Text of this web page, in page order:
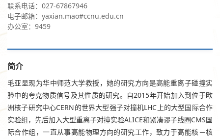
联系电话：027-67867946
电子邮箱：yaxian.mao#ccnu.edu.cn
办公室：9459
简介
毛亚显现为华中师范大学教授，她的研究方向是高能重离子碰撞实
验中的夸克物质信号及其性质的研究。自2015年开始加入到位于欧
洲核子研究中心CERN的世界大型强子对撞机LHC上的大型国际合作
实验组，先后加入大型重离子对撞实验ALICE和紧凑谬子线圈CMS国
际合作组，一直从事高能物理方向的研究工作，致力于高能核－核